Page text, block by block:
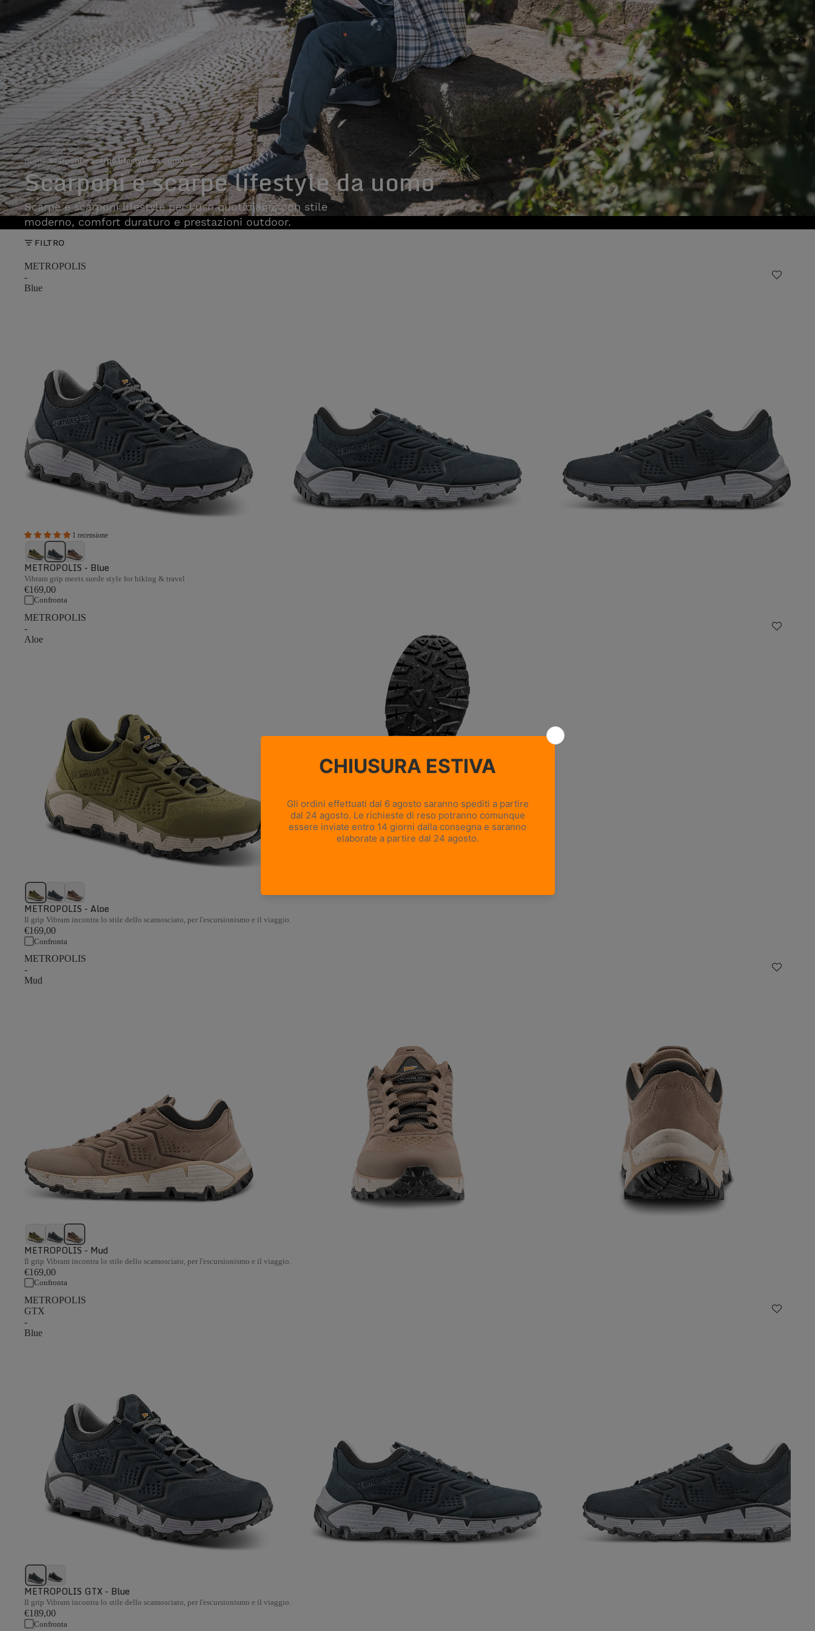
Home›Scarponi e scarpe lifestyle da uomo
Scarponi e scarpe lifestyle da uomo
Scarpe e scarponi lifestyle per l'uso quotidiano, con stile
moderno, comfort duraturo e prestazioni outdoor.
FILTRO
METROPOLIS
-
Blue
1 recensione
METROPOLIS - Blue
Vibram grip meets suede style for hiking & travel
€169,00
Confronta
METROPOLIS
-
Aloe
METROPOLIS - Aloe
Il grip Vibram incontra lo stile dello scamosciato, per l'escursionismo e il viaggio.
€169,00
Confronta
METROPOLIS
-
Mud
METROPOLIS - Mud
Il grip Vibram incontra lo stile dello scamosciato, per l'escursionismo e il viaggio.
€169,00
Confronta
METROPOLIS
GTX
-
Blue
METROPOLIS GTX - Blue
Il grip Vibram incontra lo stile dello scamosciato, per l'escursionismo e il viaggio.
€189,00
Confronta